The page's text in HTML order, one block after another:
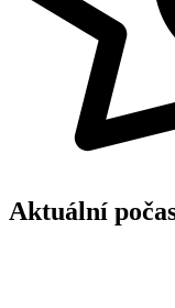
Aktuální